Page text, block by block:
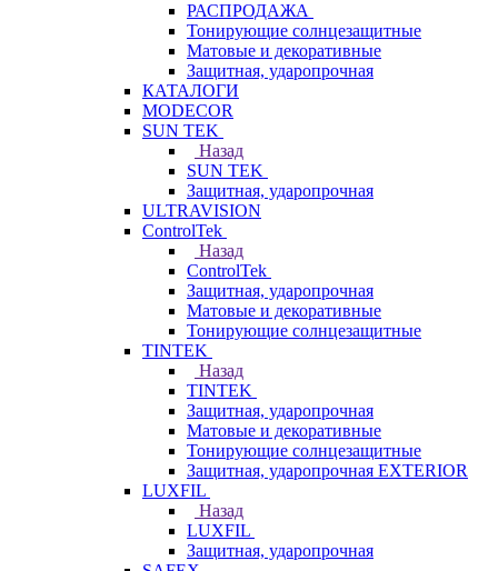
РАСПРОДАЖА
Тонирующие солнцезащитные
Матовые и декоративные
Защитная, ударопрочная
КАТАЛОГИ
MODECOR
SUN TEK
Назад
SUN TEK
Защитная, ударопрочная
ULTRAVISION
ControlTek
Назад
ControlTek
Защитная, ударопрочная
Матовые и декоративные
Тонирующие солнцезащитные
TINTEK
Назад
TINTEK
Защитная, ударопрочная
Матовые и декоративные
Тонирующие солнцезащитные
Защитная, ударопрочная EXTERIOR
LUXFIL
Назад
LUXFIL
Защитная, ударопрочная